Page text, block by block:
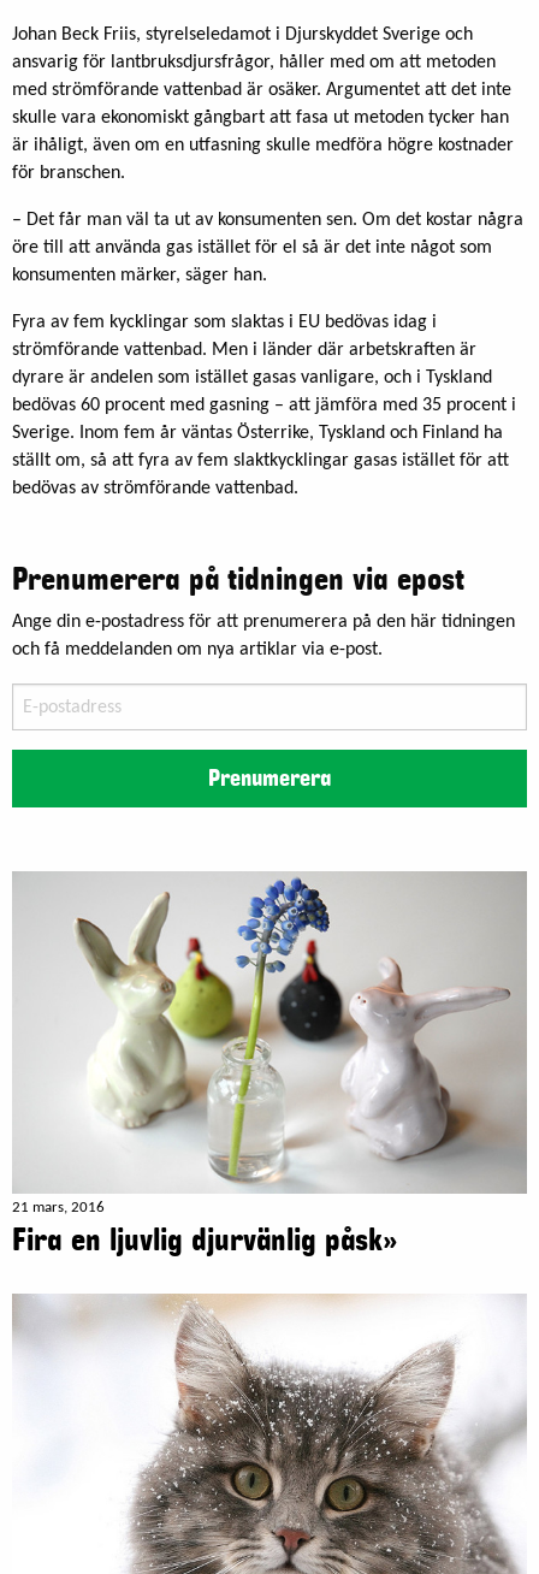
Johan Beck Friis, styrelseledamot i Djurskyddet Sverige och
ansvarig för lantbruksdjursfrågor, håller med om att metoden
med strömförande vattenbad är osäker. Argumentet att det inte
skulle vara ekonomiskt gångbart att fasa ut metoden tycker han
är ihåligt, även om en utfasning skulle medföra högre kostnader
för branschen.
– Det får man väl ta ut av konsumenten sen. Om det kostar några
öre till att använda gas istället för el så är det inte något som
konsumenten märker, säger han.
Fyra av fem kycklingar som slaktas i EU bedövas idag i
strömförande vattenbad. Men i länder där arbetskraften är
dyrare är andelen som istället gasas vanligare, och i Tyskland
bedövas 60 procent med gasning – att jämföra med 35 procent i
Sverige. Inom fem år väntas Österrike, Tyskland och Finland ha
ställt om, så att fyra av fem slaktkycklingar gasas istället för att
bedövas av strömförande vattenbad.
Prenumerera på tidningen via epost
Ange din e-postadress för att prenumerera på den här tidningen
och få meddelanden om nya artiklar via e-post.
postadress
Prenumerera
21 mars, 2016
Fira en ljuvlig djurvänlig påsk»